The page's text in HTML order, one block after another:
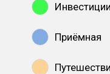
Инвестиции
Приёмная